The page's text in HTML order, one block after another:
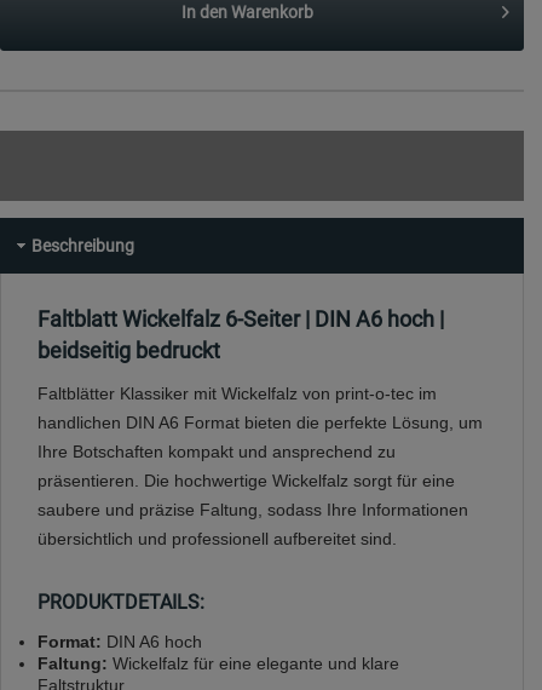
In denWarenkorb
Beschreibung
Faltblatt Wickelfalz 6-Seiter | DIN A6 hoch |
beidseitig bedruckt
Faltblätter Klassiker mit Wickelfalz von print-o-tec im
handlichen DIN A6 Format bieten die perfekte Lösung, um
Ihre Botschaften kompakt und ansprechend zu
präsentieren. Die hochwertige Wickelfalz sorgt für eine
saubere und präzise Faltung, sodass Ihre Informationen
übersichtlich und professionell aufbereitet sind.
PRODUKTDETAILS:
Format: DIN A6 hoch
Faltung: Wickelfalz für eine elegante und klare
Faltstruktur